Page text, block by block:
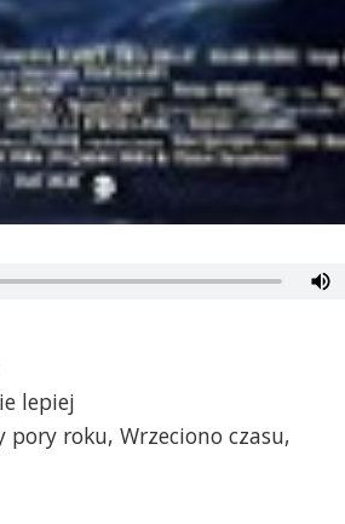
lepiej
roku, Wrzeciono czasu,